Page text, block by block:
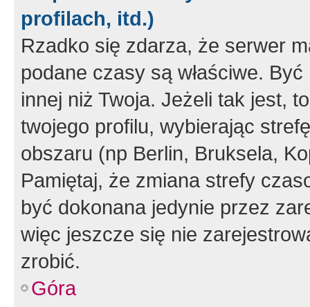
profilach, itd.)
Rzadko się zdarza, że serwer
podane czasy są właściwe.
innej niż Twoja. Jeżeli tak jest,
twojego profilu, wybierając
obszaru (np Berlin, Bruksela,
Pamiętaj, że zmiana strefy
być dokonana jedynie przez
więc jeszcze się nie
zrobić.
Góra